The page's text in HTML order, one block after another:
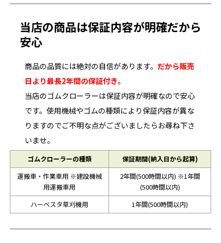
当店の商品は保証内容が明確だから
安心
商品の品質には絶対の自信があります。 だから販売
日より最長2年間の保証付き。
当店のゴムクローラーは保証内容が明確なので安心
です。使用機械やゴムの種類により保証内容が異な
りますのでご不明な点がございましたらお尋ね下さ
いませ。
ゴムクローラーの種類
保証期間(納入日から起算)
運搬車・作業車用 ※建設機械
用運搬車用
2年間(500時間以内) ※1年間
(500時間以内)
ハーベスタ草刈機用
1年間(500時間以内)